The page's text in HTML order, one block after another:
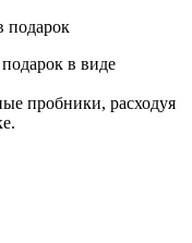
подарок
в виде
пробники, расходуя